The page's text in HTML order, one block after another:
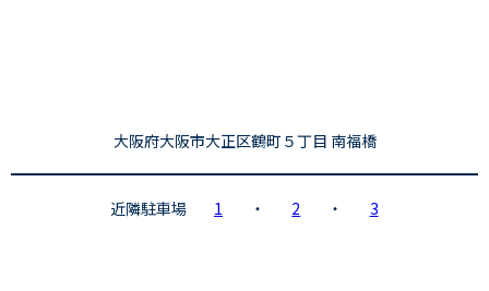
大阪府大阪市大正区鶴町５丁目 南福橋
近隣駐車場 1 ・ 2 ・ 3